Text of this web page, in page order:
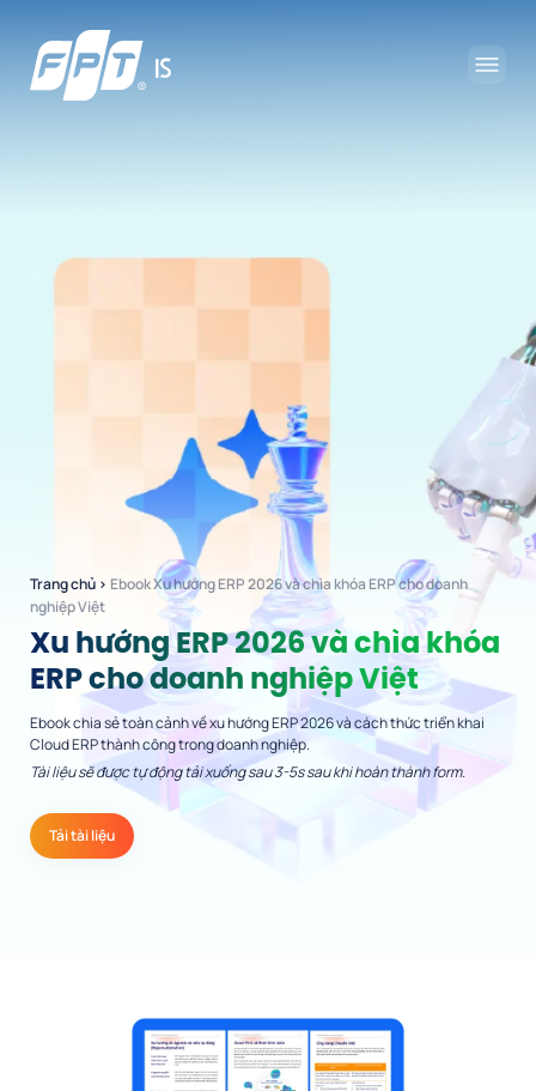
Trang chủ › Ebook Xu hướng ERP 2026 và chìa khóa ERP cho doanh
nghiệp Việt
Xu hướng ERP 2026 và chìa khóa
ERP cho doanh nghiệp Việt
Ebook chia sẻ toàn cảnh về xu hướng ERP 2026 và cách thức triển khai
Cloud ERP thành công trong doanh nghiệp.
Tài liệu sẽ được tự động tải xuống sau 3-5s sau khi hoàn thành form.
Tải tài liệu